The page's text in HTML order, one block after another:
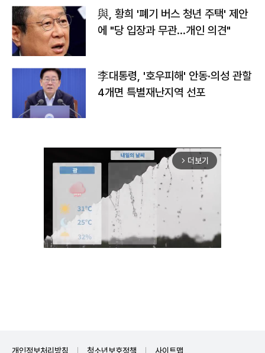
與, 황희 '폐기 버스 청년 주택' 제안
에 "당 입장과 무관…개인 의견"
李대통령, '호우피해' 안동·의성 관할
4개면 특별재난지역 선포
arrow_forward_ios 더보기
개인정보처리방침 청소년보호정책 사이트맵